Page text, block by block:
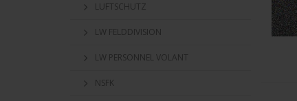
LUFTSCHUTZ
LW FELDDIVISION
LW PERSONNEL VOLANT
NSFK